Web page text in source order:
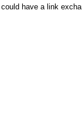
have a link